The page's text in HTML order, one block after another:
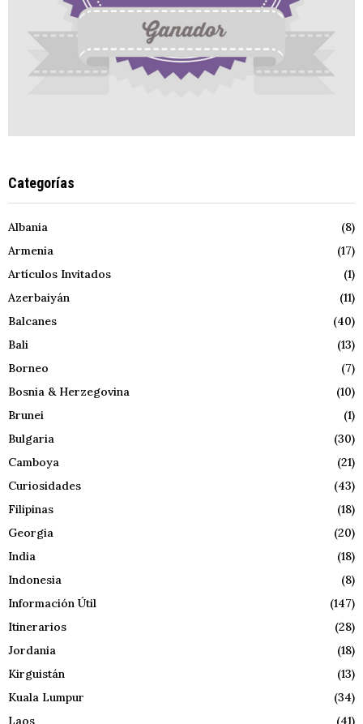
Categorías
Albania
(8)
Armenia
(17)
Artículos Invitados
(1)
Azerbaiyán
(11)
Balcanes
(40)
Bali
(13)
Borneo
(7)
Bosnia & Herzegovina
(10)
Brunei
(1)
Bulgaria
(30)
Camboya
(21)
Curiosidades
(43)
Filipinas
(18)
Georgia
(20)
India
(18)
Indonesia
(8)
Información Útil
(147)
Itinerarios
(28)
Jordania
(18)
Kirguistán
(13)
Kuala Lumpur
(34)
Laos
(41)